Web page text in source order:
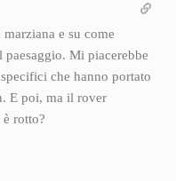
e su come
Mi piacerebbe
che hanno portato
E poi, ma il rover
rotto?